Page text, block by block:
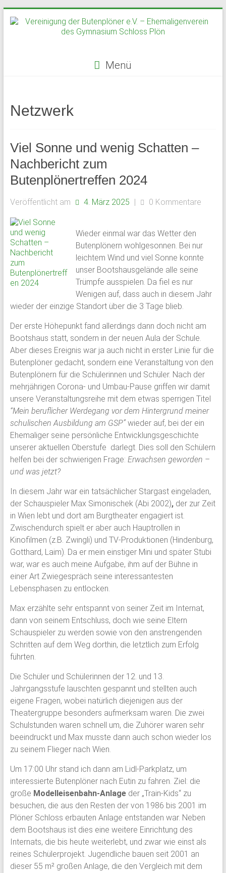
Inhalt
der
e.V.
–
Ehemaligenverein
des
Gymnasium
Schloss
Plön
1951
ehemaligen
des
Plöner
Internats
gegründet,
bildet
sie
den
Zusammenschluß
ehemaliger
Schüler,
Lehrkräfte
und
Mitarbeiter
des
Gymnasium
Schloss
Plön
sowie
des
Internats.
Menü
Netzwerk
Viel Sonne und wenig Schatten –
Nachbericht zum
Butenplönertreffen 2024
Veröffentlicht am 4. März 2025 | 0 Kommentare
Wieder einmal war das Wetter den
Butenplönern wohlgesonnen. Bei nur
leichtem Wind und viel Sonne konnte
unser Bootshausgelände alle seine
Trümpfe ausspielen. Da fiel es nur
Wenigen auf, dass auch in diesem Jahr
wieder der einzige Standort über die 3 Tage blieb.
Der erste Höhepunkt fand allerdings dann doch nicht am
Bootshaus statt, sondern in der neuen Aula der Schule.
Aber dieses Ereignis war ja auch nicht in erster Linie für die
Butenplöner gedacht, sondern eine Veranstaltung von den
Butenplönern für die Schülerinnen und Schüler. Nach der
mehrjährigen Corona- und Umbau-Pause griffen wir damit
unsere Veranstaltungsreihe mit dem etwas sperrigen Titel
“Mein beruflicher Werdegang vor dem Hintergrund meiner
schulischen Ausbildung am GSP”wieder auf, bei der ein
Ehemaliger seine persönliche Entwicklungsgeschichte
unserer aktuellen Oberstufe darlegt. Dies soll den Schülern
helfen bei der schwierigen Frage: Erwachsen geworden –
und was jetzt?
In diesem Jahr war ein tatsächlicher Stargast eingeladen,
der Schauspieler Max Simonischek (Abi 2002),der zur Zeit
in Wien lebt und dort am Burgtheater engagiert ist.
Zwischendurch spielt er aber auch Hauptrollen in
Kinofilmen (z.B. Zwingli) und TV-Produktionen (Hindenburg,
Gotthard, Laim). Da er mein einstiger Mini und später Stubi
war, war es auch meine Aufgabe, ihm auf der Bühne in
einer Art Zwiegespräch seine interessantesten
Lebensphasen zu entlocken.
Max erzählte sehr entspannt von seiner Zeit im Internat,
dann von seinem Entschluss, doch wie seine Eltern
Schauspieler zu werden sowie von den anstrengenden
Schritten auf dem Weg dorthin, die letztlich zum Erfolg
führten.
Die Schüler und Schülerinnen der 12. und 13.
Jahrgangsstufe lauschten gespannt und stellten auch
eigene Fragen, wobei natürlich diejenigen aus der
Theatergruppe besonders aufmerksam waren. Die zwei
Schulstunden waren schnell um, die Zuhörer waren sehr
beeindruckt und Max musste dann auch schon wieder los
zu seinem Flieger nach Wien.
Um 17:00 Uhr stand ich dann am Lidl-Parkplatz, um
interessierte Butenplöner nach Eutin zu fahren. Ziel: die
große Modelleisenbahn-Anlageder „Train-Kids“ zu
besuchen, die aus den Resten der von 1986 bis 2001 im
Plöner Schloss erbauten Anlage entstanden war. Neben
dem Bootshaus ist dies eine weitere Einrichtung des
Internats, die bis heute weiterlebt, und zwar wie einst als
reines Schülerprojekt. Jugendliche bauen seit 2001 an
dieser 55 m² großen Anlage, die den Vergleich mit dem